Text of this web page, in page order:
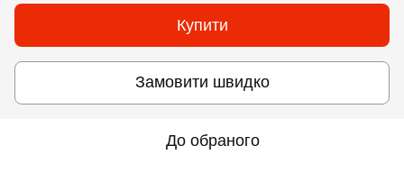
Купити
Замовити швидко
До обраного